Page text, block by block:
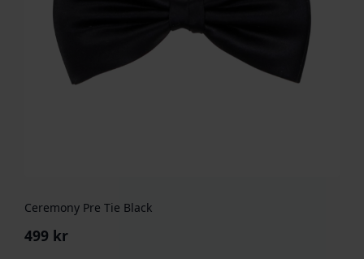
Ceremony Pre Tie Black
499 kr